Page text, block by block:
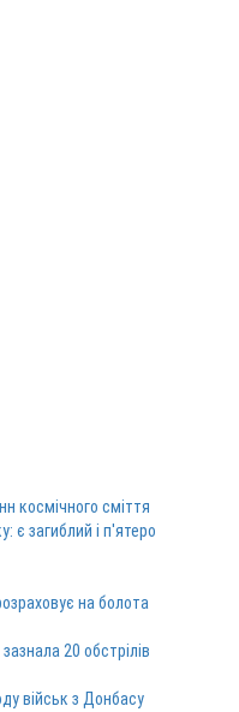
космічного сміття
є загиблий і п'ятеро
на болота
20 обстрілів
військ з Донбасу